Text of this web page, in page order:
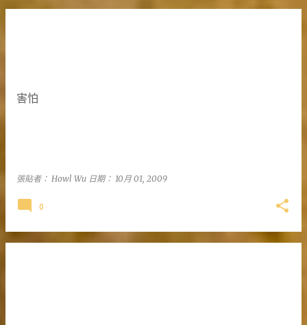
害怕
張貼者： Howl Wu 日期： 10月 01, 2009
0